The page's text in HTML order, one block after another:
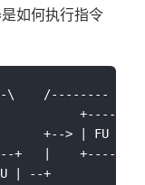
如何执行指令
\    /--------
+-----+
+--> | FU  |
+   |    +-----+
| --+